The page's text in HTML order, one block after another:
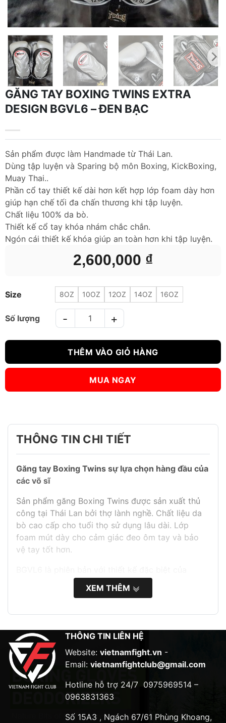
GĂNG TAY BOXING TWINS EXTRA
DESIGN BGVL6 – ĐEN BẠC
2,600,000 ₫
Sản phẩm được làm Handmade từ Thái Lan.
Dùng tập luyện và Sparing bộ môn Boxing, KickBoxing,
Muay Thai..
Phần cổ tay thiết kế dài hơn kết hợp lớp foam dày hơn
giúp hạn chế tối đa chấn thương khi tập luyện.
Chất liệu 100% da bò.
Thiết kế cổ tay khóa nhám chắc chắn.
Ngón cái thiết kế khóa giúp an toàn hơn khi tập luyện.
Size 8OZ 10OZ 12OZ 14OZ 16OZ
GĂNG TAY BOXING TWINS EXTRA DESIGN BGVL6 - ĐEN BẠC
THÊM VÀO GIỎ HÀNG
MUA NGAY
THÔNG TIN CHI TIẾT
Găng tay Boxing Twins sự lựa chọn hàng đầu của
các võ sĩ
Sản phẩm găng Boxing Twins được sản xuất thủ
công tại Thái Lan bởi thợ lành nghề. Chất liệu da
bò cao cấp cho tuổi thọ sử dụng lâu dài. Lớp
foam mút dày cho cảm giác đeo ôm tay và bảo
vệ tay tốt hơn.
Twins với mục đích hạn chế tối đa chấn thương
trong quá trình tập luyện ( Đánh Pads – Đấm Bao
tay cũng được làm dày hơn so các phiên bản
thường.
–Khóa nhám thiết kế lại chắc chắn hơn.
– Bề mặt găng gia cố thêm lớp foam với họa tiết
nổi khối tinh tế.
–Chất liệu da bò cho độ bền sử dụng lâu dài.
XEM THÊM
THÔNG TIN LIÊN HỆ
Website: vietnamfight.vn -
Email: vietnamfightclub@gmail.com
Hotline hỗ trợ 24/7 0975969514 –
0963831363
Số 15A3 , Ngách 67/61 Phùng Khoang,